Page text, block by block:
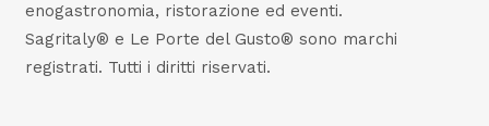
enogastronomia, ristorazione ed eventi.
Sagritaly® e Le Porte del Gusto® sono marchi
registrati. Tutti i diritti riservati.